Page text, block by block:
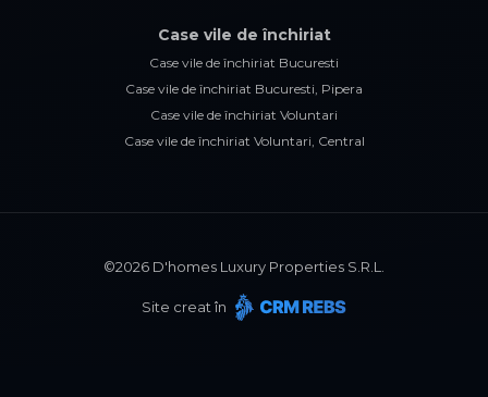
Case vile de închiriat
Case vile de închiriat Bucuresti
Case vile de închiriat Bucuresti, Pipera
Case vile de închiriat Voluntari
Case vile de închiriat Voluntari, Central
©2026 D'homes Luxury Properties S.R.L.
Site creat în